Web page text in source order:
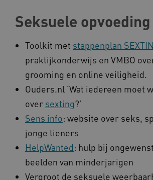
Seksuele opvoeding
Toolkit met stappenplan
praktijkonderwijs en VMBO
grooming en online veiligheid.
Ouders.nl ‘Wat iedereen moet
over sexting?’
Sens info: website over seks,
jonge tieners
HelpWanted: hulp bij
beelden van minderjarigen
Vergroot de seksuele